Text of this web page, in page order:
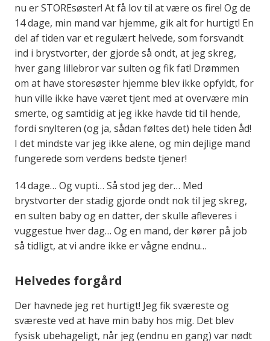
nu er STOREsøster! At få lov til at være os fire! Og de
14 dage, min mand var hjemme, gik alt for hurtigt! En
del af tiden var et regulært helvede, som forsvandt
ind i brystvorter, der gjorde så ondt, at jeg skreg,
hver gang lillebror var sulten og fik fat! Drømmen
om at have storesøster hjemme blev ikke opfyldt, for
hun ville ikke have været tjent med at overvære min
smerte, og samtidig at jeg ikke havde tid til hende,
fordi snylteren (og ja, sådan føltes det) hele tiden åd!
I det mindste var jeg ikke alene, og min dejlige mand
fungerede som verdens bedste tjener!
14 dage… Og vupti… Så stod jeg der… Med
brystvorter der stadig gjorde ondt nok til​ jeg skreg,
en sulten baby og en datter, der skulle afleveres i
vuggestue hver dag… Og en mand, der kører på job
så tidligt, at vi andre ikke er vågne endnu…
Helvedes forgård
Der havnede jeg ret hurtigt! Jeg fik sværeste og
sværeste ved at have min baby hos mig. Det blev
fysisk ubehageligt, når jeg (endnu en gang) var nødt